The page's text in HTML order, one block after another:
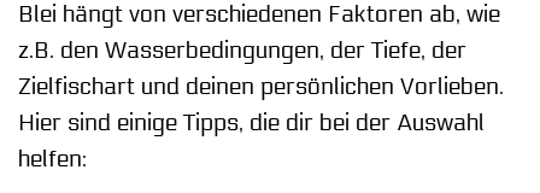
Blei hängt von verschiedenen Faktoren ab, wie
z.B. den Wasserbedingungen, der Tiefe, der
Zielfischart und deinen persönlichen Vorlieben.
Hier sind einige Tipps, die dir bei der Auswahl
helfen: